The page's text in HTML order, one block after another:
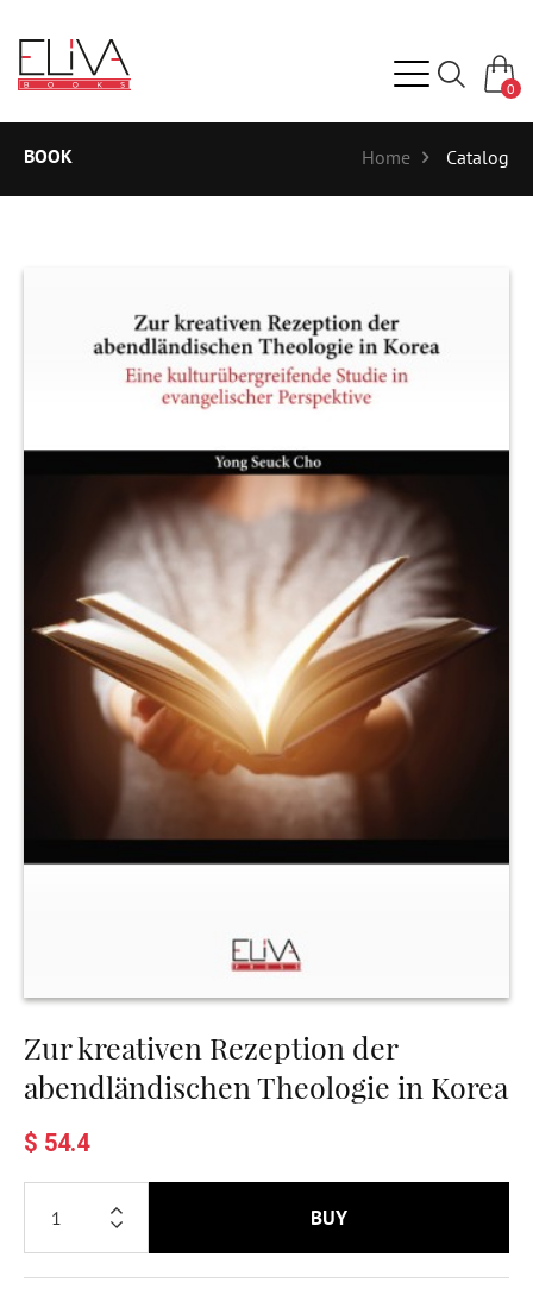
0
BOOK Home Catalog
Zur kreativen Rezeption der
abendländischen Theologie in Korea
$ 54.4
BUY